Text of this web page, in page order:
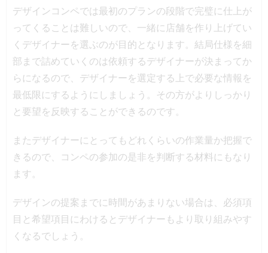
デザインコンペでは最初のプランの段階で完璧に仕上が
ってくることは難しいので、一緒に店舗を作り上げてい
くデザイナーを選ぶのが目的となります。結局仕様を細
部まで詰めていくのは依頼するデザイナーが決まってか
らになるので、デザイナーを選定する上で必要な情報を
最低限にするようにしましょう。その方がよりしっかり
と要望を反映することができるのです。
またデザイナーにとってもどれくらいの作業量か把握で
きるので、コンペの参加の是非を判断する材料にもなり
ます。
デザインの提案までに時間があまりない場合は、必須項
目と希望項目にわけるとデザイナーもより取り組みやす
くなるでしょう。